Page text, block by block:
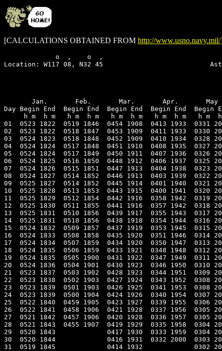
[CALCULATIONS OBTAINED FROM http://www.usno.navy.mil/
o  ,    o  ,
Location: W117 08, N32 45
Jan.       Feb.       Mar.       Apr.
Day Begin End  Begin End  Begin End  Begin End  Begin
h m  h m   h m  h m   h m  h m   h m  h m   h m
01  0523 1822  0519 1846  0454 1908  0413 1933  0331
02  0523 1822  0518 1847  0453 1909  0411 1933  0330
03  0524 1823  0518 1848  0452 1909  0410 1934  0328
04  0524 1824  0517 1848  0451 1910  0408 1935  0327
05  0524 1824  0517 1849  0450 1911  0407 1936  0326
06  0524 1825  0516 1850  0448 1912  0406 1937  0325
07  0524 1826  0515 1851  0447 1913  0404 1938  0323
08  0524 1827  0514 1852  0446 1913  0403 1939  0322
09  0525 1827  0514 1852  0445 1914  0401 1940  0321
10  0525 1828  0513 1853  0443 1915  0400 1941  0320
11  0525 1829  0512 1854  0442 1916  0358 1942  0319
12  0525 1830  0511 1855  0441 1916  0357 1942  0318
13  0525 1831  0510 1856  0439 1917  0355 1943  0317
14  0525 1831  0510 1856  0438 1918  0354 1944  0316
15  0524 1832  0509 1857  0437 1919  0353 1945  0315
16  0524 1833  0508 1858  0435 1920  0351 1946  0314
17  0524 1834  0507 1859  0434 1920  0350 1947  0313
18  0524 1835  0506 1859  0433 1921  0348 1948  0312
19  0524 1835  0505 1900  0431 1922  0347 1949  0311
20  0524 1836  0504 1901  0430 1923  0346 1950  0310
21  0523 1837  0503 1902  0428 1923  0344 1951  0309
22  0523 1838  0502 1903  0427 1924  0343 1952  0308
23  0523 1839  0501 1903  0426 1925  0341 1953  0308
24  0523 1839  0500 1904  0424 1926  0340 1954  0307
25  0522 1840  0459 1905  0423 1927  0339 1955  0306
26  0522 1841  0458 1906  0421 1928  0337 1956  0305
27  0521 1842  0457 1906  0420 1928  0336 1957  0305
28  0521 1843  0455 1907  0419 1929  0335 1958  0304
29  0520 1843             0417 1930  0333 1959  0304
30  0520 1844             0416 1931  0332 2000  0303
31  0519 1845             0414 1932             0302